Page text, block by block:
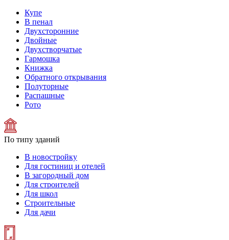
Купе
В пенал
Двухсторонние
Двойные
Двухстворчатые
Гармошка
Книжка
Обратного открывания
Полуторные
Распашные
Рото
По типу зданий
В новостройку
Для гостиниц и отелей
В загородный дом
Для строителей
Для школ
Строительные
Для дачи